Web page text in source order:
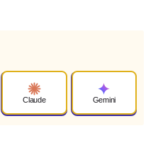
Claude Gemini